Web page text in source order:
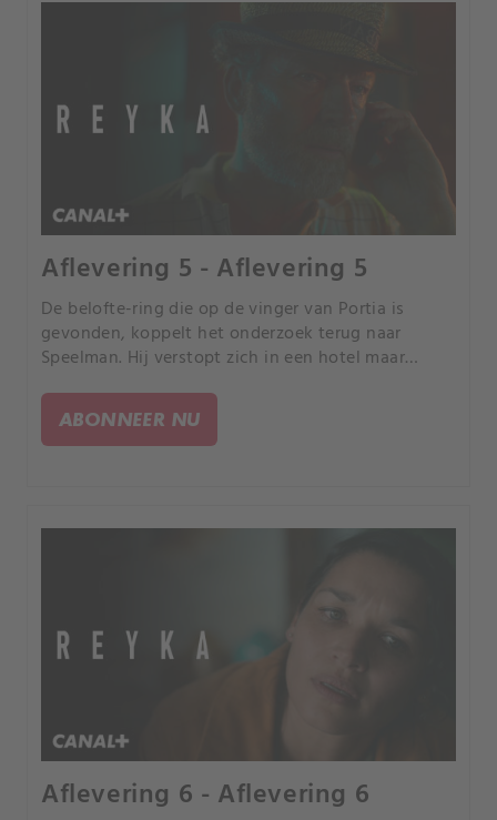
Aflevering 5 - Aflevering 5
De belofte-ring die op de vinger van Portia is
gevonden, koppelt het onderzoek terug naar
Speelman. Hij verstopt zich in een hotel maar
aandacht.
ABONNEER NU
Aflevering 6 - Aflevering 6